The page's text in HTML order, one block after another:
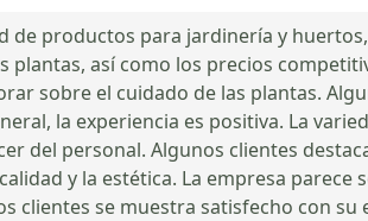
de productos para jardinería y
plantas, así como los precios
sobre el cuidado de las plantas.
la experiencia es positiva. La
del personal. Algunos clientes
y la estética. La empresa
clientes se muestra satisfecho con su